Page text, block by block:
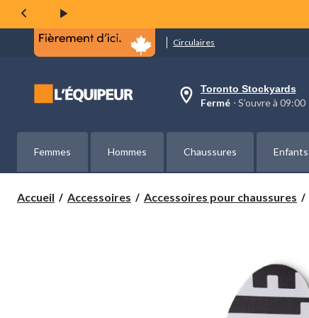
Circulaires
votre
est
Toronto
Stockyards,
S’ouvre
à
Toronto Stockyards
Fermé ⋅ S’ouvre à 09:00
Femmes Hommes Chaussures Enfants
Accueil Accessoires Accessoires pour chaussures